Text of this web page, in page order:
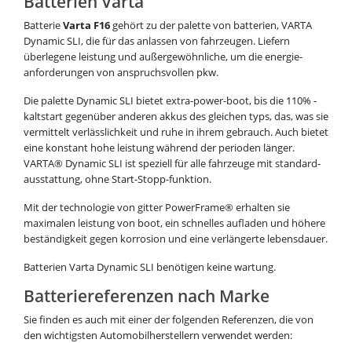
BatterieVarta F16gehört zu der palette von batterien, VARTA
Dynamic SLI, die für das anlassen von fahrzeugen. Liefern
überlegene leistung und außergewöhnliche, um die energie-
anforderungen von anspruchsvollen pkw.
Die palette Dynamic SLI bietet extra-power-boot, bis die 110% -
kaltstart gegenüber anderen akkus des gleichen typs, das, was sie
vermittelt verlässlichkeit und ruhe in ihrem gebrauch. Auch bietet
eine konstant hohe leistung während der perioden länger.
VARTA® Dynamic SLI ist speziell für alle fahrzeuge mit standard-
ausstattung, ohne Start-Stopp-funktion.
Mit der technologie von gitter PowerFrame® erhalten sie
maximalen leistung von boot, ein schnelles aufladen und höhere
beständigkeit gegen korrosion und eine verlängerte lebensdauer.
Batterien Varta Dynamic SLI benötigen keine wartung.
Batteriereferenzen nach Marke
Sie finden es auch mit einer der folgenden Referenzen, die von
den wichtigsten Automobilherstellern verwendet werden: